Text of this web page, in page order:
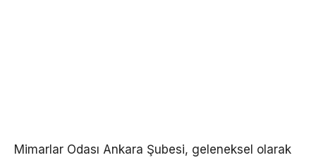
Mimarlar Odası Ankara Şubesi, geleneksel olarak